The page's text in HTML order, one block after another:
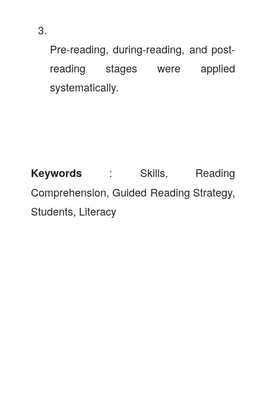
Pre-reading, during-reading, and post-
reading stages were applied
systematically.
Keywords : Skills, Reading
Comprehension, Guided Reading Strategy,
Students, Literacy